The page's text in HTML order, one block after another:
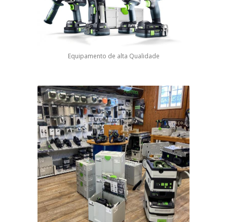
Equipamento de alta Qualidade